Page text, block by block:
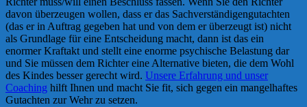
davon überzeugen wollen, dass er das Sachverständigengutachten
(das er in Auftrag gegeben hat und von dem er überzeugt ist) nicht
als Grundlage für eine Entscheidung macht, dann ist das ein
enormer Kraftakt und stellt eine enorme psychische Belastung dar
und Sie müssen dem Richter eine Alternative bieten, die dem Wohl
des Kindes besser gerecht wird. Unsere Erfahrung und unser
Coaching hilft Ihnen und macht Sie fit, sich gegen ein mangelhaftes
Gutachten zur Wehr zu setzen.